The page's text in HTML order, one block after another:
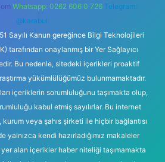
Whatsapp: 0262 606 0 726 Telegram:
@karabul
Sayılı Kanun gereğince Bilgi Teknolojileri
tarafından onaylanmış bir Yer Sağlayıcı
Bu nedenle, sitedeki içerikleri proaktif
yükümlülüğümüz bulunmamaktadır.
içeriklerin sorumluluğunu taşımakta olup,
kabul etmiş sayılırlar. Bu internet
veya şahıs şirketi ile hiçbir bağlantısı
yalnızca kendi hazırladığımız makaleler
yer alan içerikler haber niteliği taşımamakta